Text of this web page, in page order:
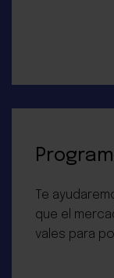
Te
que el
vales para